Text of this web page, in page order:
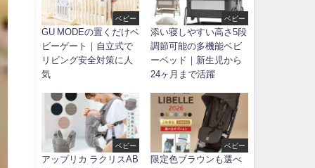
ベビー
GU MODEの置くだけベ
ビーゲート｜自立式で
リビング安全対策に人
気
ベビー
添い寝しやすい高さ5段
調節可能の多機能ベビ
ーベッド｜新生児から
24ヶ月まで活躍
ベビー
アップリカ ラクリスAB
ベビー
限定色ブラウンも選べ